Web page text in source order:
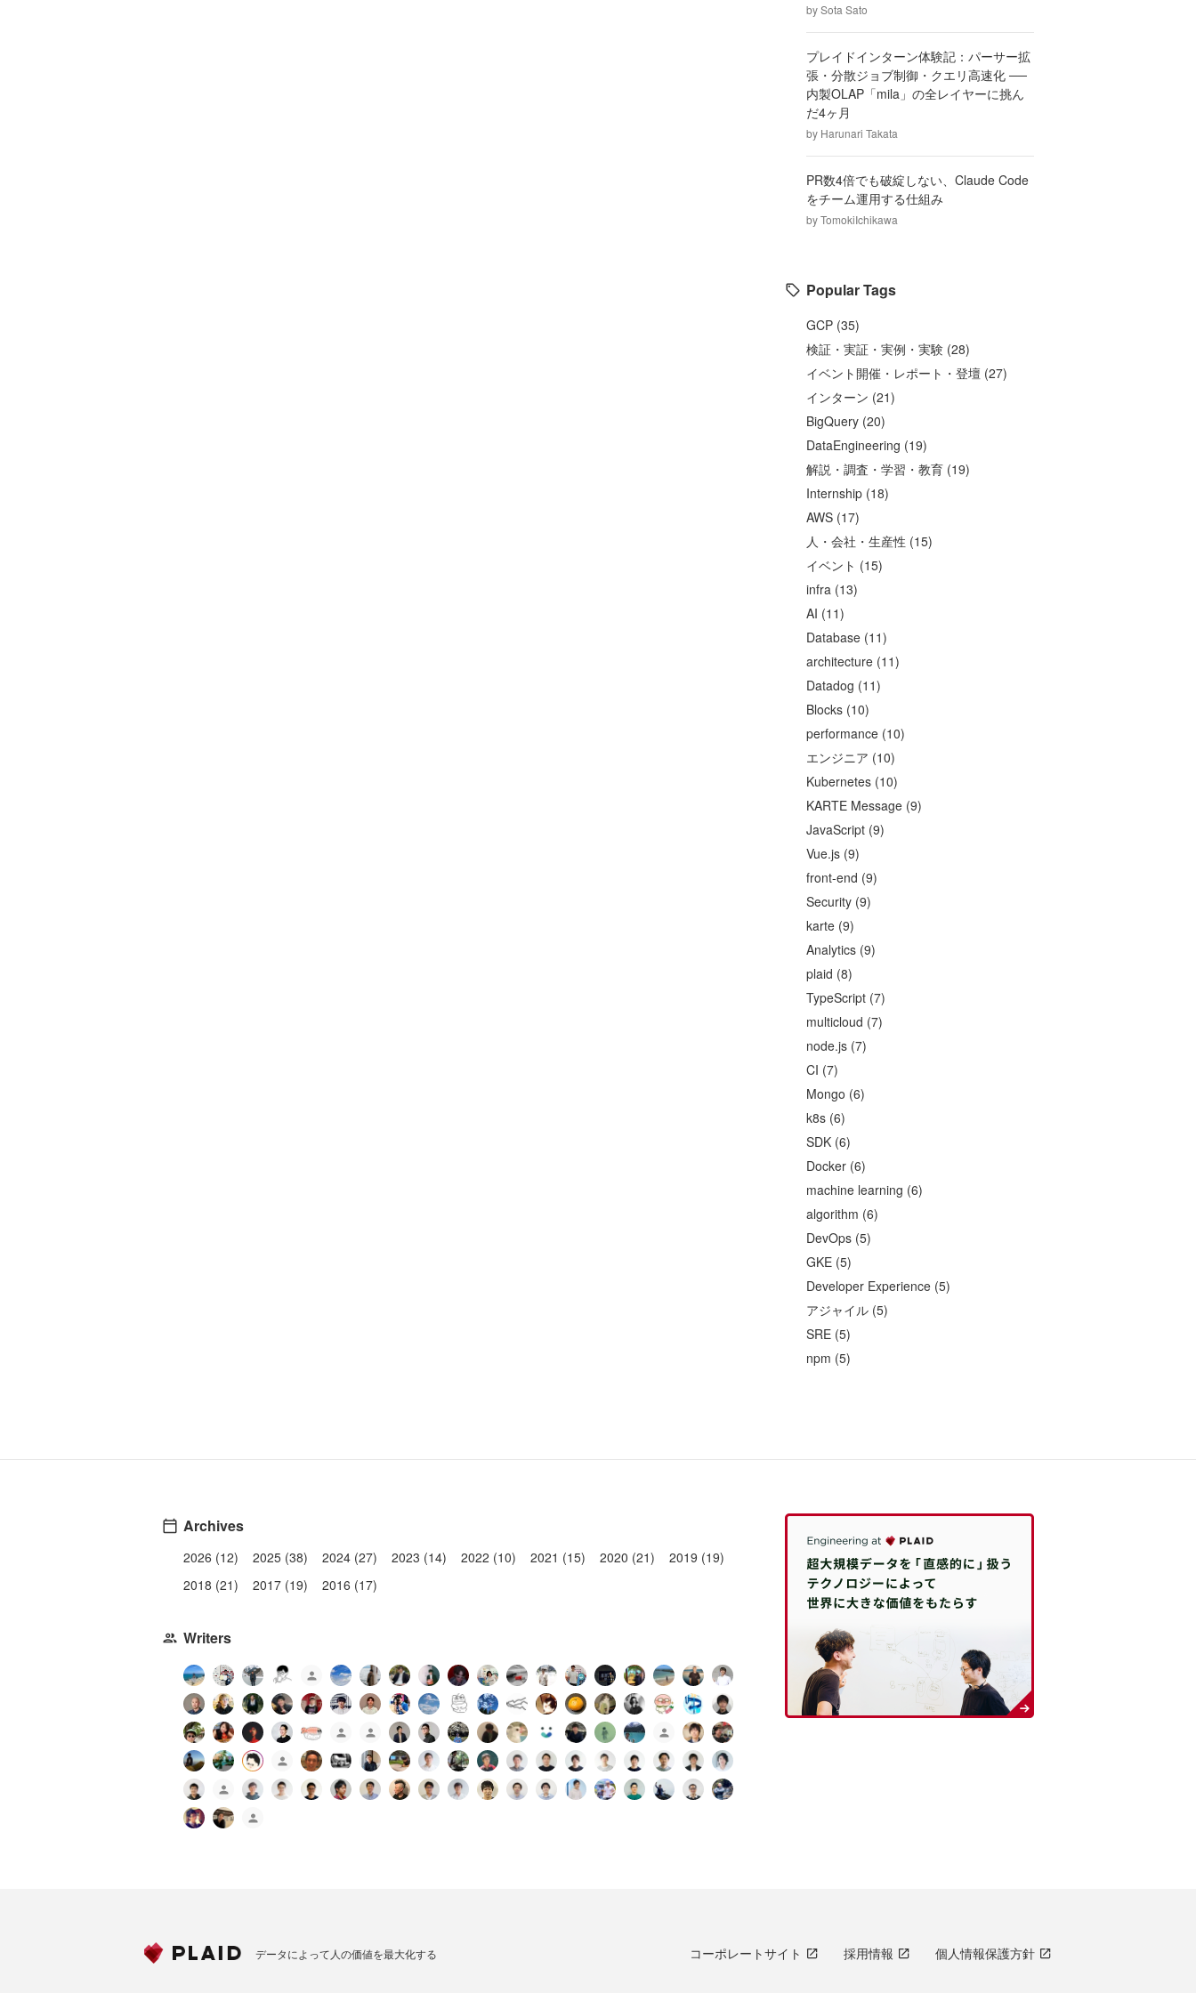
bySota Sato
プレイドインターン体験記：パーサー拡
張・分散ジョブ制御・クエリ高速化 ──
内製OLAP「mila」の全レイヤーに挑ん
だ4ヶ月
by Harunari Takata
PR数4倍でも破綻しない、Claude Code
をチーム運用する仕組み
byTomokiIchikawa
Popular Tags
GCP (35)
検証・実証・実例・実験 (28)
イベント開催・レポート・登壇 (27)
インターン (21)
BigQuery (20)
DataEngineering (19)
解説・調査・学習・教育 (19)
Internship (18)
AWS (17)
人・会社・生産性 (15)
イベント (15)
infra (13)
AI (11)
Database (11)
architecture (11)
Datadog (11)
Blocks (10)
performance (10)
エンジニア (10)
Kubernetes (10)
KARTE Message (9)
JavaScript (9)
Vue.js (9)
front-end (9)
Security (9)
karte (9)
Analytics (9)
plaid (8)
TypeScript (7)
multicloud (7)
node.js (7)
CI (7)
Mongo (6)
k8s (6)
SDK (6)
Docker (6)
machine learning (6)
algorithm (6)
DevOps (5)
GKE (5)
Developer Experience (5)
アジャイル (5)
SRE (5)
npm (5)
Archives
2026 (12) 2025 (38) 2024 (27) 2023 (14) 2022 (10) 2021 (15) 2020 (21)
2019 (19)
2018 (21)
2017 (19) 2016 (17)
Writers
データによって人の価値を最大化する コーポレートサイト 採用情報 個人情報保護方針